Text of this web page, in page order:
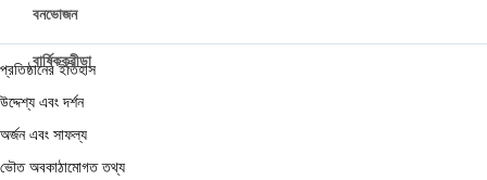
বনভোজন
বার্ষিকক্রীড়া
প্রতিষ্ঠানের ইতিহাস
উদ্দেশ্য এবং দর্শন
অর্জন এবং সাফল্য
ভৌত অবকাঠামোগত তথ্য